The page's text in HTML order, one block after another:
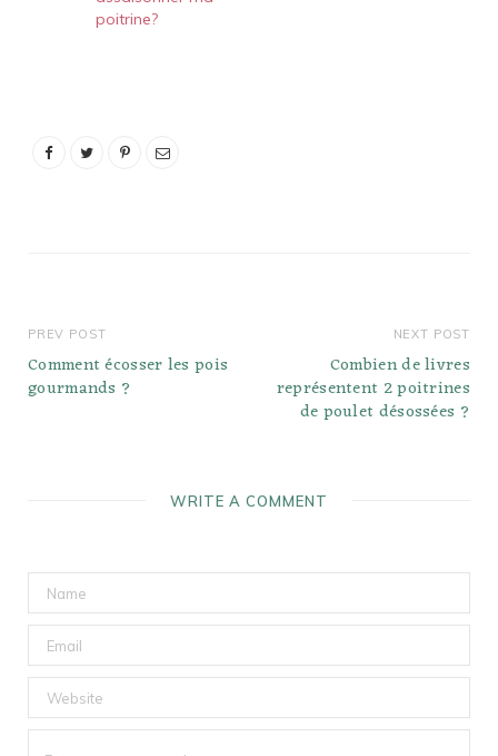
poitrine?
PREV POST
Comment écosser les pois
gourmands ?
NEXT POST
Combien de livres
représentent 2 poitrines
de poulet désossées ?
WRITE A COMMENT